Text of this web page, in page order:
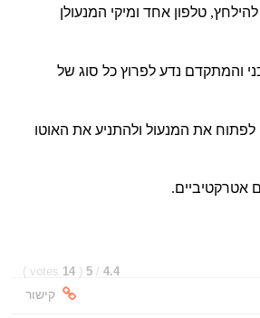
להילחץ, טלפון אחד ומיקי המנעולן
והמתקדם נדע לפרוץ כל סוג של
את המנעול ולהתניע את האוטו
אטרקטיביים.
4.4
/
5
(
14
votes
)
קישור